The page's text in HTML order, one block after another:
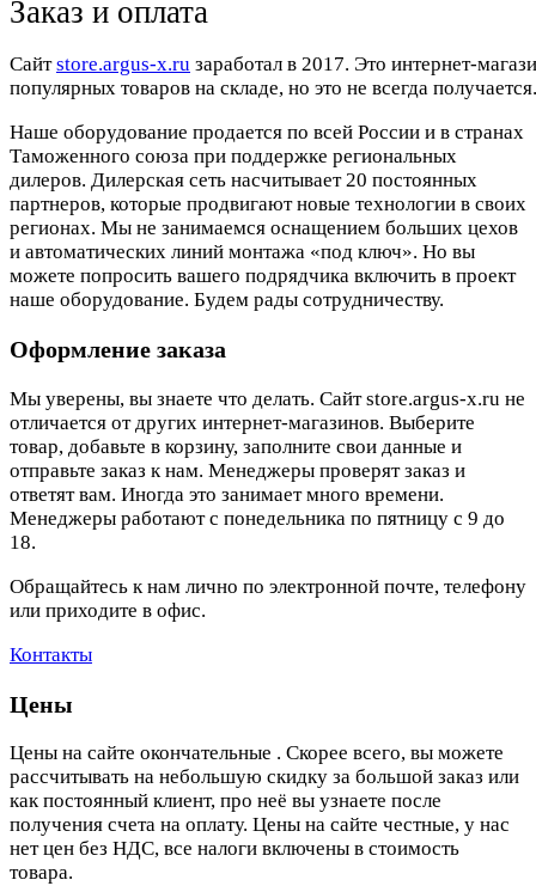
Заказ и оплата
Cайтstore.argus-x.ru заработал в 2017. Это интернет-
популярных товаров на складе, но это не всегда
Наше оборудование продается по всей России и в странах
Таможенного союза при поддержке региональных
дилеров. Дилерская сеть насчитывает 20 постоянных
партнеров, которые продвигают новые технологии в своих
регионах. Мы не занимаемся оснащением больших цехов
и автоматических линий монтажа «под ключ». Но вы
можете попросить вашего подрядчика включить в проект
наше оборудование. Будем рады сотрудничеству.
Оформление заказа
Мы уверены, вы знаете что делать. Сайт store.argus-x.ru не
отличается от других интернет-магазинов. Выберите
товар, добавьте в корзину, заполните свои данные и
отправьте заказ к нам. Менеджеры проверят заказ и
ответят вам. Иногда это занимает много времени.
Менеджеры работают с понедельника по пятницу с 9 до
18.
Обращайтесь к нам лично по электронной почте, телефону
или приходите в офис.
Контакты
Цены
Цены на сайте окончательные . Скорее всего, вы можете
рассчитывать на небольшую скидку за большой заказ или
как постоянный клиент, про неё вы узнаете после
получения счета на оплату. Цены на сайте честные, у нас
нет цен без НДС, все налоги включены в стоимость
товара.